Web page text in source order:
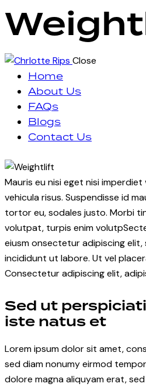
Close
Home
About Us
FAQs
Blogs
Contact Us
facebook-
1
instagram
Mauris eu nisi eget nisi
vehicula risus. Suspendisse id
tortor eu, sodales justo. Morbi
volutpat, turpis enim
eiusm onsectetur adipiscing
incididunt ut labore. Ut vel
Consectetur adipiscing elit,
Sed ut
iste natus et
Lorem ipsum dolor sit amet,
sed diam nonumy eirmod
dolore magna aliquyam erat,